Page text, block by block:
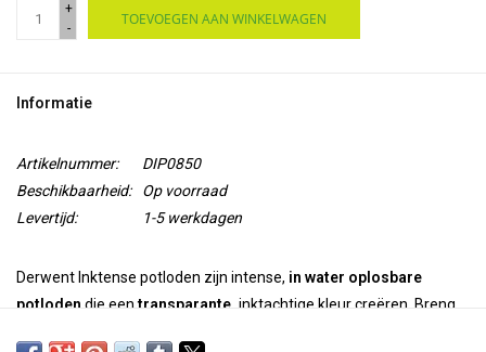
+
-
TOEVOEGEN AAN WINKELWAGEN
Informatie
Artikelnummer:
DIP0850
Beschikbaarheid:
Op voorraad
Levertijd:
1-5 werkdagen
Derwent Inktense potloden zijn intense, in water oplosbare
potloden die eentransparante, inktachtige kleur creëren. Breng